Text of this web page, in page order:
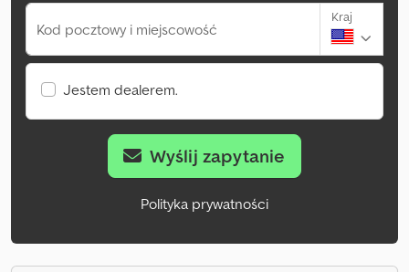
Kod pocztowy i miejscowość
Kraj
Jestem dealerem.
Wyślij zapytanie
Polityka prywatności